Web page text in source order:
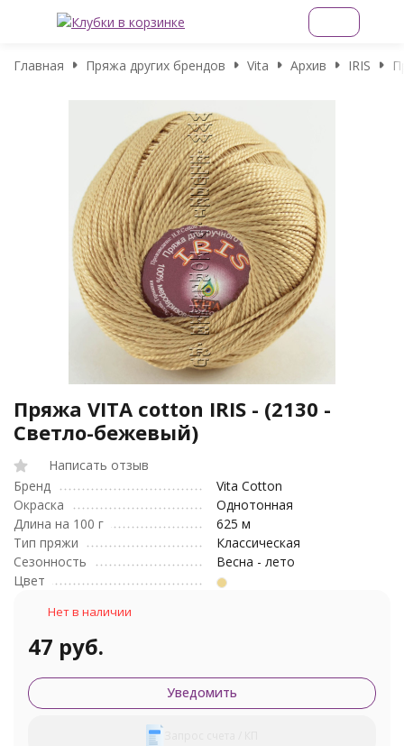
Главная Пряжа других брендов Vita Архив IRIS
Пряжа VITA cotton IRIS - (2130 -
Светло-бежевый)
Написать отзыв
Бренд
Vita Cotton
Окраска
Однотонная
Длина на 100 г
625 м
Тип пряжи
Классическая
Сезонность
Весна - лето
Цвет
Нет в наличии
47 руб.
Уведомить